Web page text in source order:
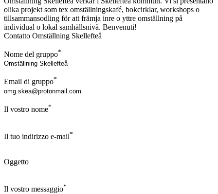
olika projekt som tex omställningskafé, bokcirklar, workshops o
tillsammansodling för att främja inre o yttre omställning på
individual o lokal samhällsnivå. Benvenuti!
Contatto Omställning Skellefteå
Nome del gruppo*
Email di gruppo*
Il vostro nome*
Il tuo indirizzo e-mail*
Oggetto
Il vostro messaggio*